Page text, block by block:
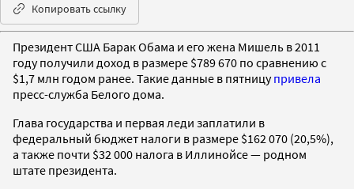
Копировать ссылку
Президент США Барак Обама и его жена Мишель в 2011
году получили доход в размере $789 670 по сравнению с
$1,7 млн годом ранее. Такие данные в пятницупривела
пресс-служба Белого дома.
Глава государства и первая леди заплатили в
федеральный бюджет налоги в размере $162 070 (20,5%),
а также почти $32 000 налога в Иллинойсе — родном
штате президента.